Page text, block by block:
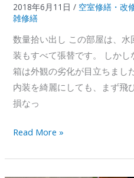
2018年6月11日/ 空室修繕・改
雑修繕
数量拾い出し この部屋は、
装もすべて張替です。 しか
箱は外観の劣化が目立ちまし
内装を綺麗にしても、まず飛
損なっ
下
Read More »